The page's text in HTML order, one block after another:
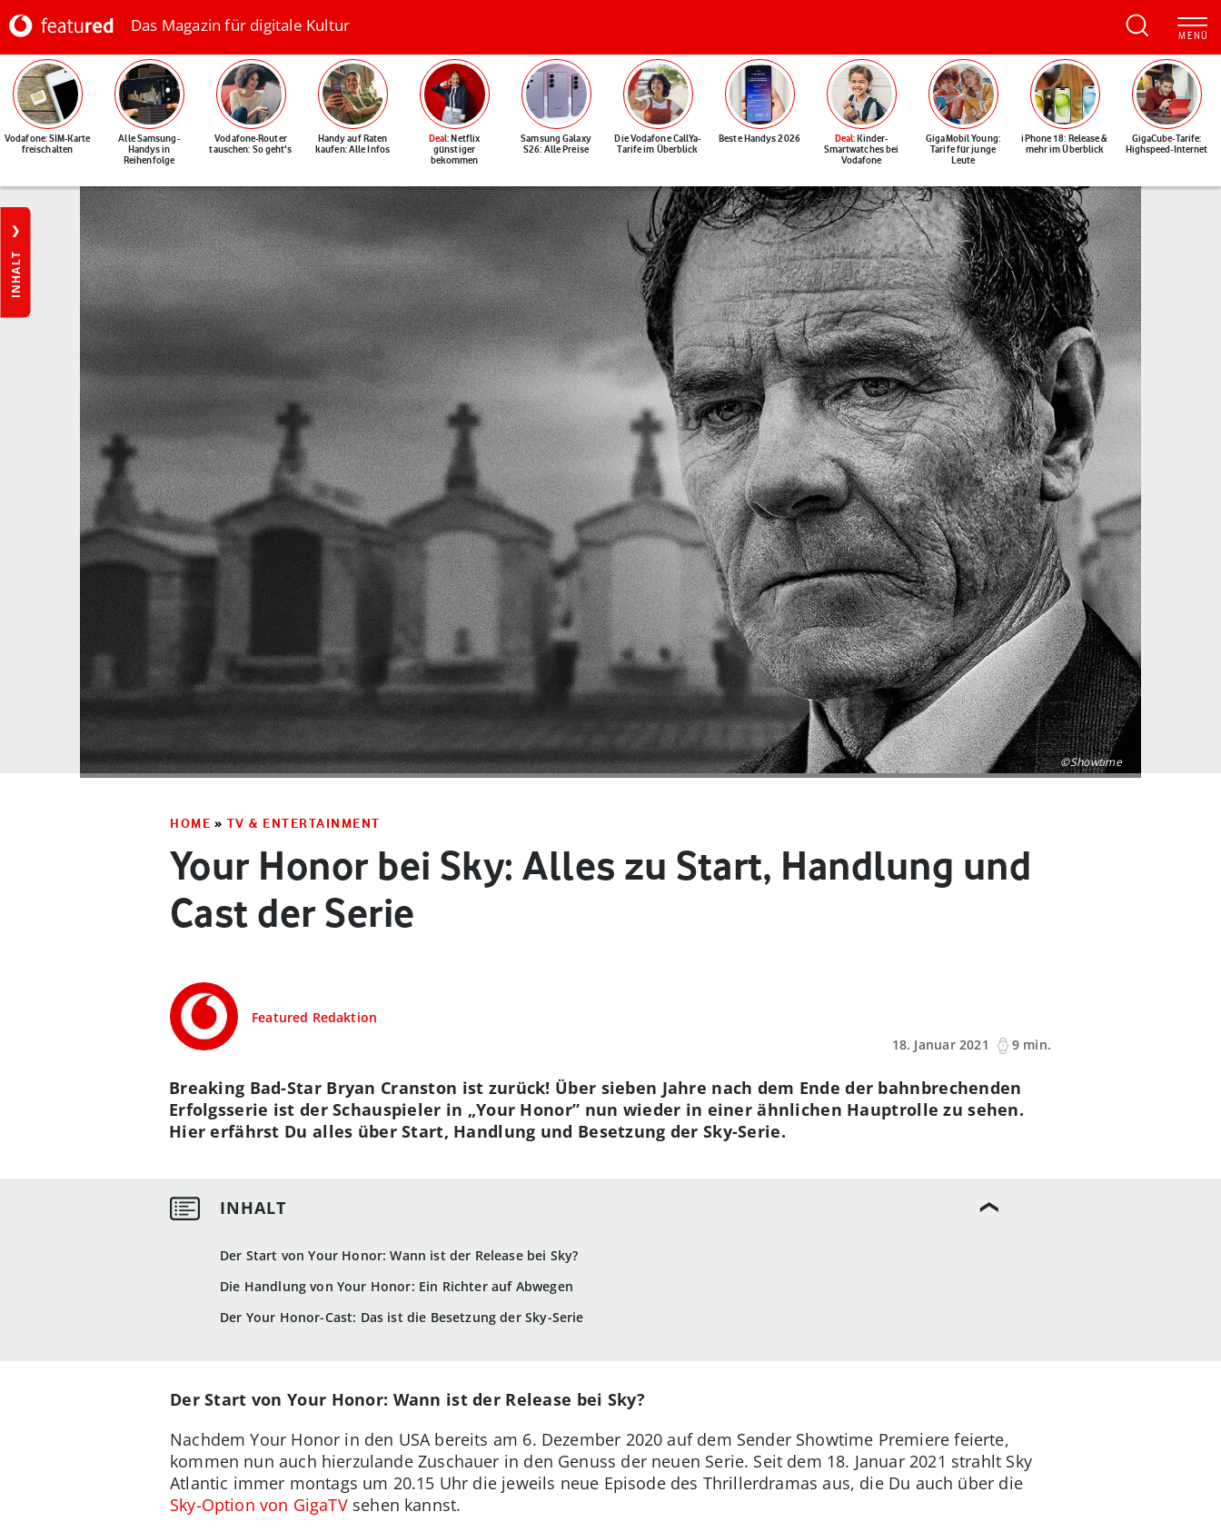
Das Magazin für digitale Kultur
Vodafone: SIM-Karte
freischalten
Alle Samsung-
Handys in
Reihenfolge
Vodafone-Router
tauschen: So geht's
Handy auf Raten
kaufen: Alle Infos
Deal: Netflix
günstiger
bekommen
Samsung Galaxy
S26: Alle Preise
Die Vodafone CallYa-
Tarife im Überblick
Beste Handys 2026 Deal: Kinder-
Smartwatches bei
Vodafone
GigaMobil Young:
Tarife für junge
Leute
iPhone 18: Release &
mehr im Überblick
GigaCube-Tarife:
Highspeed-Internet
INHALT
©Showtime
HOME » TV & ENTERTAINMENT
Your Honor bei Sky: Alles zu Start, Handlung und
Cast der Serie
Featured Redaktion
18. Januar 2021
9 min.
Der Start von Your Honor: Wann ist der Release bei Sky?
Die Handlung von Your Honor: Ein Richter auf Abwegen
Der Your Honor-Cast: Das ist die Besetzung der Sky-Serie
Breaking Bad-Star Bryan Cranston ist zurück! Über sieben Jahre nach dem Ende der bahnbrechenden
Erfolgsserie ist der Schauspieler in „Your Honor” nun wieder in einer ähnlichen Hauptrolle zu sehen.
Hier erfährst Du alles über Start, Handlung und Besetzung der Sky-Serie.
Der Start von Your Honor: Wann ist der Release bei Sky?
Nachdem Your Honor in den USA bereits am 6. Dezember 2020 auf dem Sender Showtime Premiere feierte,
kommen nun auch hierzulande Zuschauer in den Genuss der neuen Serie. Seit dem 18. Januar 2021 strahlt Sky
Atlantic immer montags um 20.15 Uhr die jeweils neue Episode des Thrillerdramas aus, die Du auch über die
Sky-Option von GigaTVsehen kannst.